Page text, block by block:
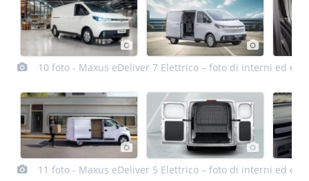
10 foto - Maxus eDeliver 7 Elettrico – foto di interni ed
11 foto - Maxus eDeliver 5 Elettrico – foto di interni ed